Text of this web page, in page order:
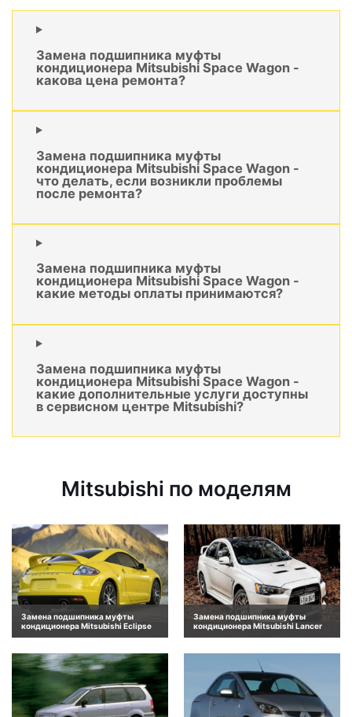
Замена подшипника муфты
кондиционера Mitsubishi Space Wagon -
какова цена ремонта?
Замена подшипника муфты
кондиционера Mitsubishi Space Wagon -
что делать, если возникли проблемы
после ремонта?
Замена подшипника муфты
кондиционера Mitsubishi Space Wagon -
какие методы оплаты принимаются?
Замена подшипника муфты
кондиционера Mitsubishi Space Wagon -
какие дополнительные услуги доступны
в сервисном центре Mitsubishi?
Mitsubishi по моделям
Замена подшипника муфты
кондиционера Mitsubishi Eclipse
Замена подшипника муфты
кондиционера Mitsubishi Lancer